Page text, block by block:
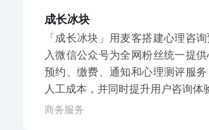
成长冰块
「成长冰块」用麦客搭建心理咨
入微信公众号为全网粉丝统一提
预约、缴费、通知和心理测评服
人工成本，并同时提升用户咨询体
商务服务